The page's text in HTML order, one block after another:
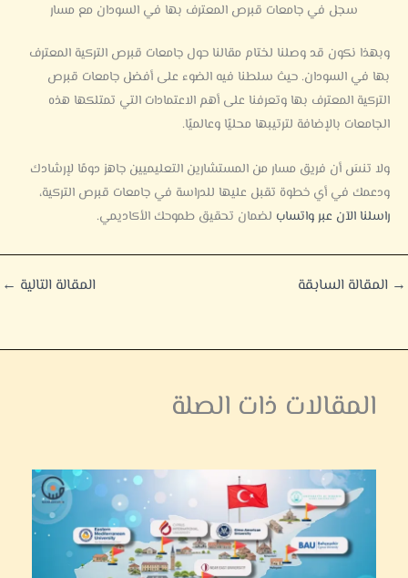
سجل في جامعات قبرص المعترف بها في السودان مع مسار
وبهذا نكون قد وصلنا لختام مقالنا حول جامعات قبرص التركية المعترف
بها في السودان. حيث سلطنا فيه الضوء على أفضل جامعات قبرص
التركية المعترف بها وتعرفنا على أهم الاعتمادات التي تمتلكها هذه
الجامعات بالإضافة لترتيبها محليًا وعالميًا.
ولا تنسَ أن فريق مسار من المستشارين التعليميين جاهز دومًا لإرشادك
ودعمك في أي خطوة تقبل عليها للدراسة في جامعات قبرص التركية،
راسلنا الآن عبر واتساب لضمان تحقيق طموحك الأكاديمي.
→ المقالة السابقة المقالة التالية ←
المقالات ذات الصلة